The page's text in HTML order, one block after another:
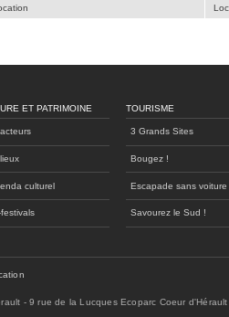
ET PATRIMOINE
culturel
TOURISME
3 Grands Sites
Bougez !
Escapade sans voiture
Savourez le Sud !
- 9 rue de la Lucques Ecoparc Coeur